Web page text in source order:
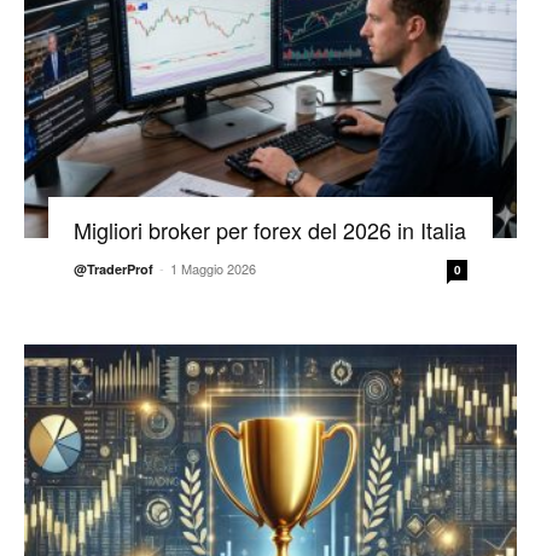
Migliori broker per forex del 2026 in Italia
@TraderProf - 1 Maggio 2026 0